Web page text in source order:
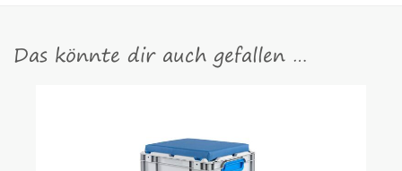
Das könnte dir auch gefallen …